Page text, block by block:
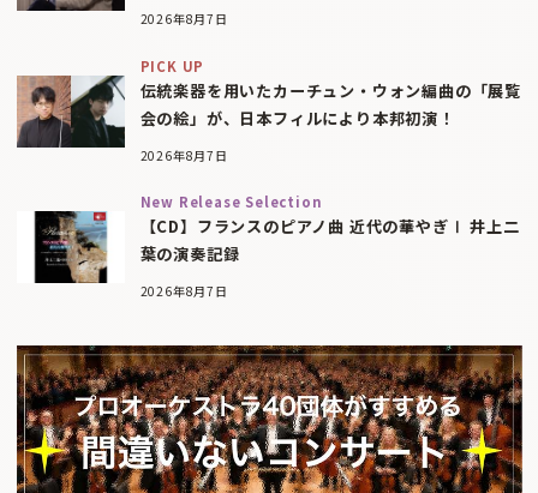
2026年8月7日
PICK UP
伝統楽器を用いたカーチュン・ウォン編曲の「展覧
会の絵」が、日本フィルにより本邦初演！
2026年8月7日
New Release Selection
【CD】フランスのピアノ曲 近代の華やぎⅠ 井上二
葉の演奏記録
2026年8月7日